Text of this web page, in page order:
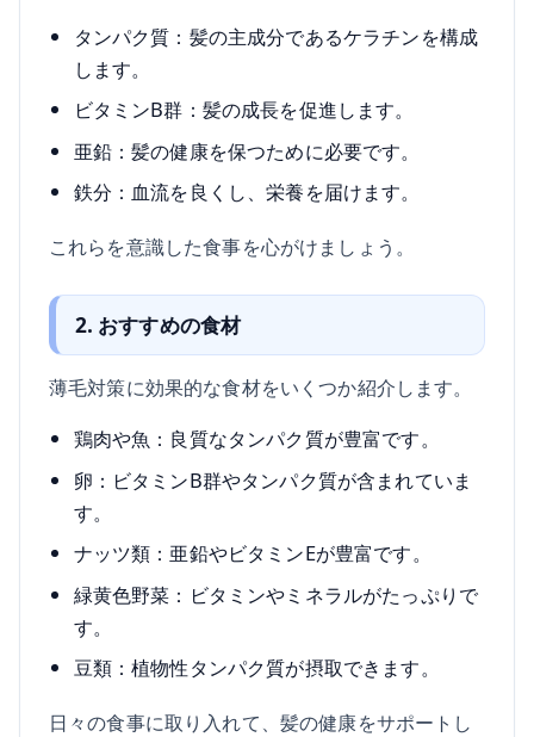
タンパク質：髪の主成分であるケラチンを構成
します。
ビタミンB群：髪の成長を促進します。
亜鉛：髪の健康を保つために必要です。
鉄分：血流を良くし、栄養を届けます。
これらを意識した食事を心がけましょう。
2. おすすめの食材
薄毛対策に効果的な食材をいくつか紹介します。
鶏肉や魚：良質なタンパク質が豊富です。
卵：ビタミンB群やタンパク質が含まれていま
す。
ナッツ類：亜鉛やビタミンEが豊富です。
緑黄色野菜：ビタミンやミネラルがたっぷりで
す。
豆類：植物性タンパク質が摂取できます。
日々の食事に取り入れて、髪の健康をサポートし